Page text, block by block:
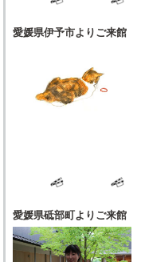
愛媛県伊予市よりご来館
愛媛県砥部町よりご来館